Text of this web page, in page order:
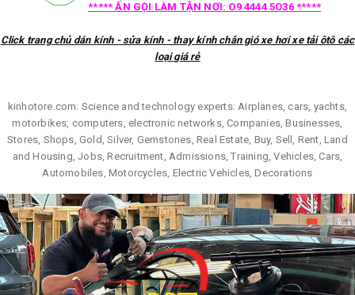
***** ẤN GỌI LÀM TẬN NƠI: O9 4444 5O36 *****
Click trang chủ dán kính - sửa kính - thay kính chắn gió xe hơi xe tải ôtô các
loại giá rẻ
kinhotore.com: Science and technology experts: Airplanes, cars, yachts,
motorbikes, computers, electronic networks, Companies, Businesses,
Stores, Shops, Gold, Silver, Gemstones, Real Estate, Buy, Sell, Rent, Land
and Housing, Jobs, Recruitment, Admissions, Training, Vehicles, Cars,
Automobiles, Motorcycles, Electric Vehicles, Decorations